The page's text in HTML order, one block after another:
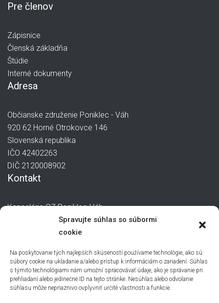
Spravujte súhlas so súbormi
cookie
Na poskytovanie tých najlepších skúseností používame technológie, ako sú
súbory cookie na ukladanie a/alebo prístup k informáciám o zariadení. Súhlas
s týmito technológiami nám umožní spracovávať údaje, ako je správanie pri
prehliadaní alebo jedinečné ID na tejto stránke. Nesúhlas alebo odvolanie
súhlasu môže nepriaznivo ovplyvniť určité vlastnosti a funkcie.
Pre členov
Zápisnice
Členská základňa
Štúdie
Interné dokumenty
Adresa
Občianske združenie Poniklec - Váh
920 62 Horné Otrokovce 146
Slovenská republika
IČO 42402263
DIČ 2120008902
Kontakt
Kancelária OZ Poniklec-Váh
manager@poniklec-vah.sk